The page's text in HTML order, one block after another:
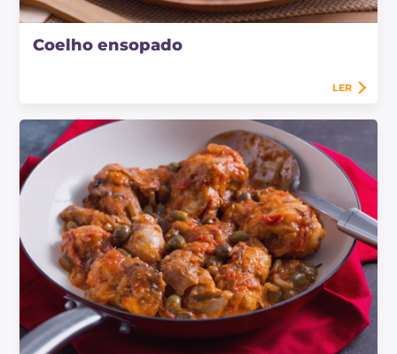
Coelho ensopado
LER